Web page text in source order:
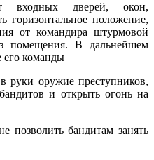
входных дверей, окон,
горизонтальное положение,
от командира штурмовой
помещения. В дальнейшем
его команды
руки оружие преступников,
и открыть огонь на
позволить бандитам занять